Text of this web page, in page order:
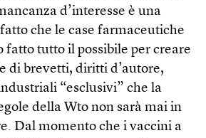
d’interesse è una
che le case farmaceutiche
fatto tutto il possibile per creare
di brevetti, diritti d’autore,
“esclusivi” che la
della Wto non sarà mai in
Dal momento che i vaccini a